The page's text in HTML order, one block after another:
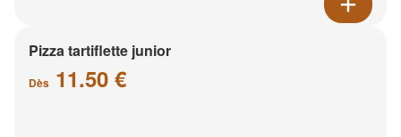
Pizza tartiflette junior
Dès 11.50 €